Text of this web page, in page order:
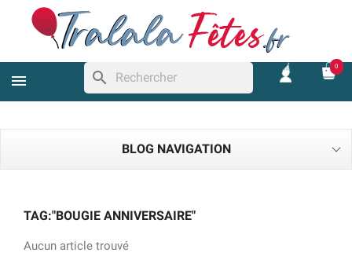
search
0
BLOG NAVIGATION
TAG:"BOUGIE ANNIVERSAIRE"
Aucun article trouvé